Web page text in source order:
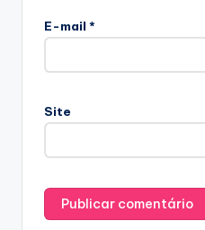
E-mail *
Site